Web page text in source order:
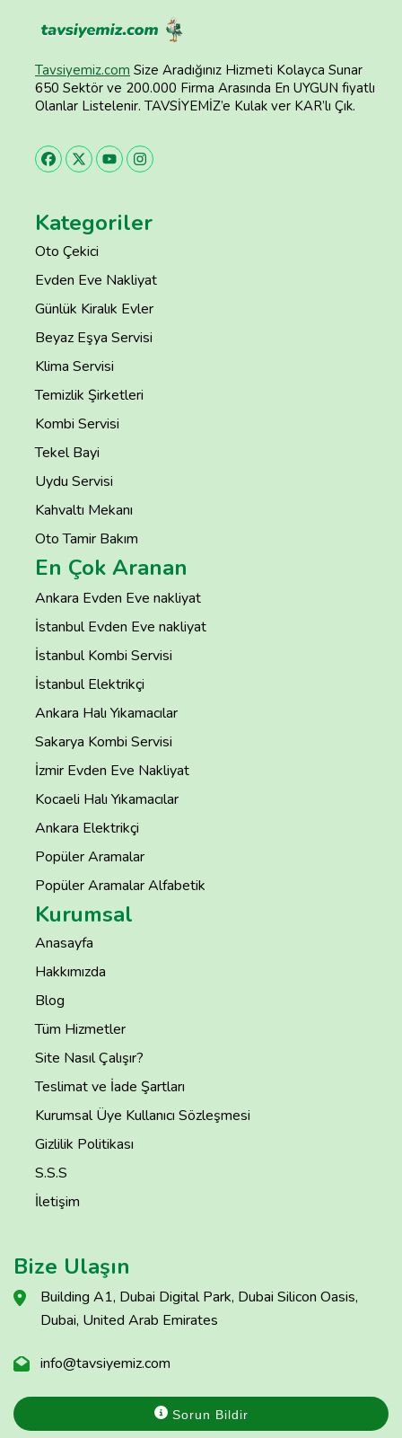
Tavsiyemiz.com Size Aradığınız Hizmeti Kolayca Sunar
650 Sektör ve 200.000 Firma Arasında En UYGUN fiyatlı
Olanlar Listelenir. TAVSİYEMİZ’e Kulak ver KAR’lı Çık.
Kategoriler
Oto Çekici
Evden Eve Nakliyat
Günlük Kiralık Evler
Beyaz Eşya Servisi
Klima Servisi
Temizlik Şirketleri
Kombi Servisi
Tekel Bayi
Uydu Servisi
Kahvaltı Mekanı
Oto Tamir Bakım
En Çok Aranan
Ankara Evden Eve nakliyat
İstanbul Evden Eve nakliyat
İstanbul Kombi Servisi
İstanbul Elektrikçi
Ankara Halı Yıkamacılar
Sakarya Kombi Servisi
İzmir Evden Eve Nakliyat
Kocaeli Halı Yıkamacılar
Ankara Elektrikçi
Popüler Aramalar
Popüler Aramalar Alfabetik
Kurumsal
Anasayfa
Hakkımızda
Blog
Tüm Hizmetler
Site Nasıl Çalışır?
Teslimat ve İade Şartları
Kurumsal Üye Kullanıcı Sözleşmesi
Gizlilik Politikası
S.S.S
İletişim
Bize Ulaşın
Building A1, Dubai Digital Park, Dubai Silicon Oasis,
Dubai, United Arab Emirates
info@tavsiyemiz.com
Sorun Bildir